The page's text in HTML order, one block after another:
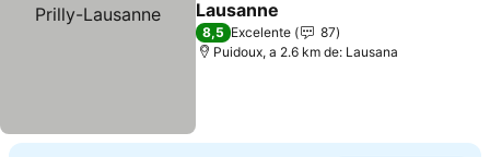
Lausanne
8,5 Excelente
87
Puidoux, a 2.6 km de: Lausana